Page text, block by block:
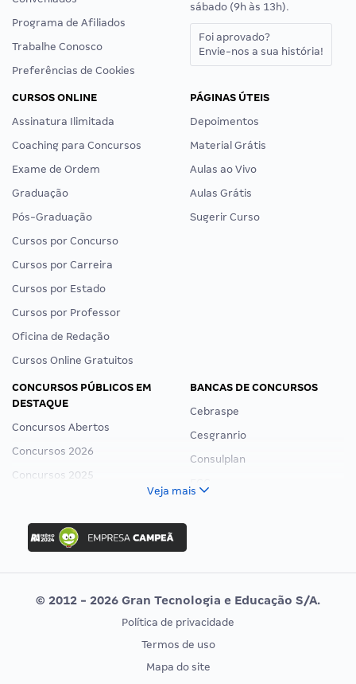
Programa de Afiliados
Trabalhe Conosco
Preferências de Cookies
sábado (9h às 13h).
Foi aprovado?
Envie-nos a sua história!
CURSOS ONLINE
Assinatura Ilimitada
Coaching para Concursos
Exame de Ordem
Graduação
Pós-Graduação
Cursos por Concurso
Cursos por Carreira
Cursos por Estado
Cursos por Professor
Oficina de Redação
Cursos Online Gratuitos
PÁGINAS ÚTEIS
Depoimentos
Material Grátis
Aulas ao Vivo
Aulas Grátis
Sugerir Curso
CONCURSOS PÚBLICOS EM
DESTAQUE
Concursos Abertos
Concursos 2026
Concursos 2025
Concurso Nacional Unificado
Concurso Ibama
Concurso MPU
Editais publicados
BANCAS DE CONCURSOS
Cebraspe
Cesgranrio
Consulplan
Vunesp
CONCURSOS POR PROFISSÃO
EXAME DE ORDEM
Veja mais
© 2012 - 2026 Gran Tecnologia e Educação S/A.
Política de privacidade
Termos de uso
Mapa do site